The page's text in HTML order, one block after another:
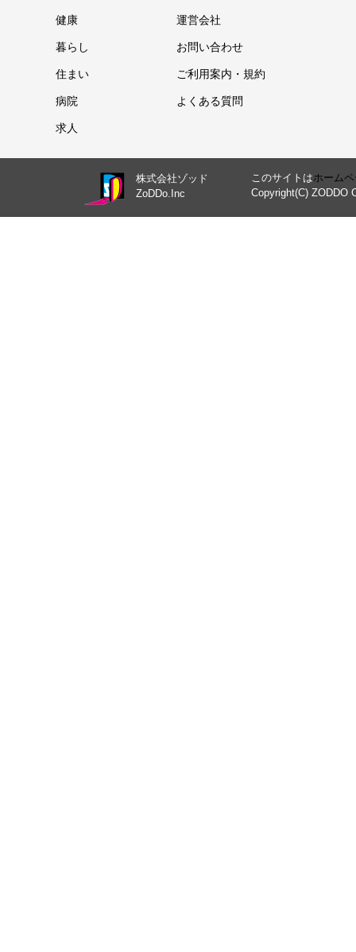
健康
暮らし
住まい
病院
求人
運営会社
お問い合わせ
ご利用案内・規約
よくある質問
株式会社ゾッド
ZoDDo.Inc
このサイトはホーム
Copyright(C) ZODDO